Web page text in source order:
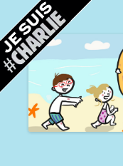
Mamour
Blog d'une maman à